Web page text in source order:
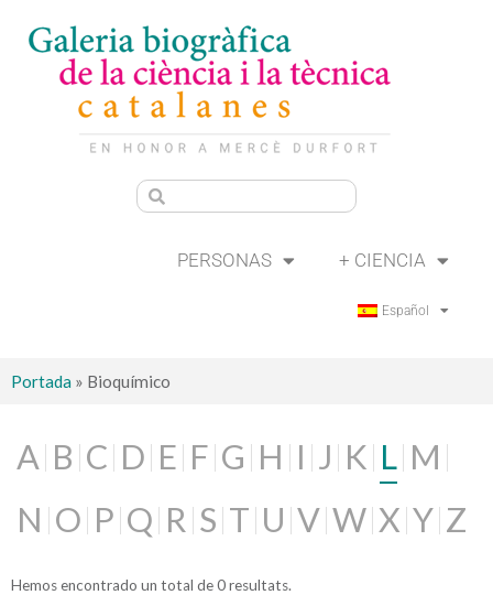
PERSONAS + CIENCIA
Español
Portada » Bioquímico
A B C D E F G H I J K L M
N O P Q R S T U V W X Y Z
Hemos encontrado un total de 0 resultats.